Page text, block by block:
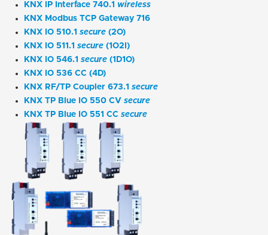
KNX IP Interface 740.1 wireless
KNX Modbus TCP Gateway 716
KNX IO 510.1 secure (2O)
KNX IO 511.1 secure (1O2I)
KNX IO 546.1 secure (1D1O)
KNX IO 536 CC (4D)
KNX RF/TP Coupler 673.1 secure
KNX TP Blue IO 550 CV secure
KNX TP Blue IO 551 CC secure